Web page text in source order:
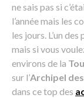
ne sais pas si
l’année mais les
les jours. L’un
mais si vous
environs de la
sur l’Archipel
dans ce top des